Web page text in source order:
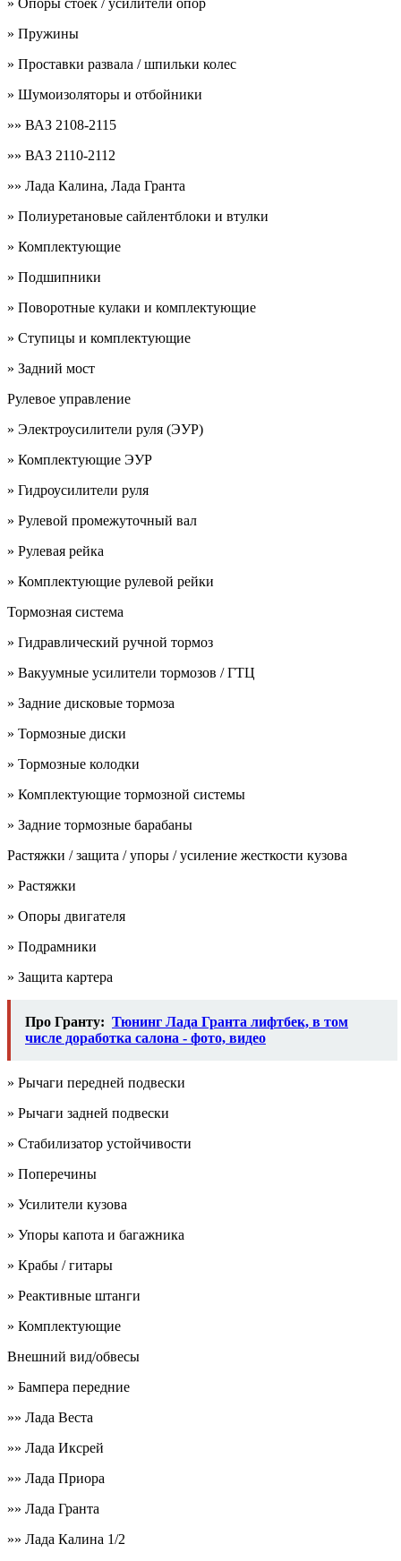
» Опоры стоек / усилители опор
» Пружины
» Проставки развала / шпильки колес
» Шумоизоляторы и отбойники
»» ВАЗ 2108-2115
»» ВАЗ 2110-2112
»» Лада Калина, Лада Гранта
» Полиуретановые сайлентблоки и втулки
» Комплектующие
» Подшипники
» Поворотные кулаки и комплектующие
» Ступицы и комплектующие
» Задний мост
Рулевое управление
» Электроусилители руля (ЭУР)
» Комплектующие ЭУР
» Гидроусилители руля
» Рулевой промежуточный вал
» Рулевая рейка
» Комплектующие рулевой рейки
Тормозная система
» Гидравлический ручной тормоз
» Вакуумные усилители тормозов / ГТЦ
» Задние дисковые тормоза
» Тормозные диски
» Тормозные колодки
» Комплектующие тормозной системы
» Задние тормозные барабаны
Растяжки / защита / упоры / усиление жесткости кузова
» Растяжки
» Опоры двигателя
» Подрамники
» Защита картера
Про Гранту: Тюнинг Лада Гранта лифтбек, в том
числе доработка салона - фото, видео
» Рычаги передней подвески
» Рычаги задней подвески
» Стабилизатор устойчивости
» Поперечины
» Усилители кузова
» Упоры капота и багажника
» Крабы / гитары
» Реактивные штанги
» Комплектующие
Внешний вид/обвесы
» Бампера передние
»» Лада Веста
»» Лада Иксрей
»» Лада Приора
»» Лада Гранта
»» Лада Калина 1/2